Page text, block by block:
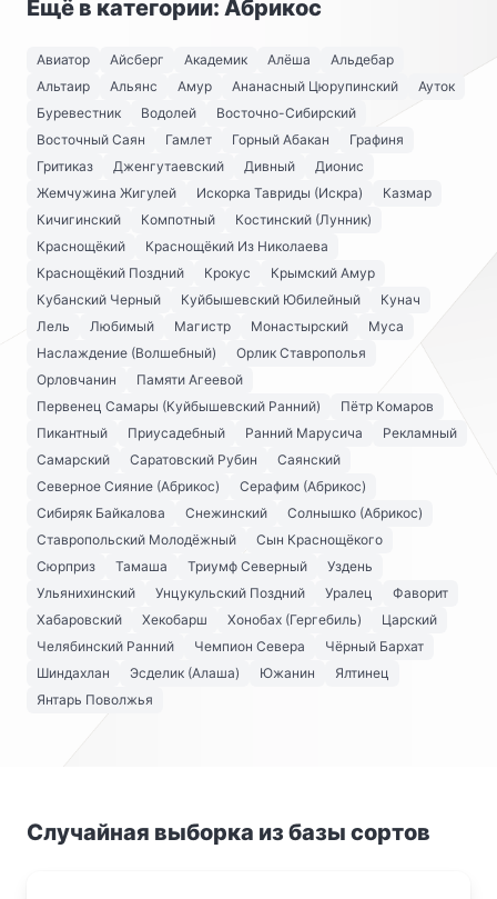
Ещё в категории: Абрикос
Авиатор Айсберг Академик Алёша
Альдебар
Альтаир
Альянс Амур Ананасный Цюрупинский
Ауток
Буревестник
Водолей
Восточно-Сибирский
Восточный Саян
Гамлет Горный Абакан
Графиня
Гритиказ
Дженгутаевский Дивный
Дионис
Жемчужина Жигулей
Искорка Тавриды (Искра)
Казмар
Кичигинский
Компотный
Костинский (Лунник)
Краснощёкий
Краснощёкий Из Николаева
Краснощёкий Поздний
Крокус
Крымский Амур
Кубанский Черный
Куйбышевский Юбилейный
Кунач
Лель
Любимый Магистр Монастырский
Муса
Наслаждение (Волшебный)
Орлик Ставрополья
Орловчанин
Памяти Агеевой
Первенец Самары (Куйбышевский Ранний)
Пётр Комаров
Пикантный
Приусадебный Ранний Марусича
Рекламный
Самарский
Саратовский Рубин
Саянский
Северное Сияние (Абрикос)
Серафим (Абрикос)
Сибиряк Байкалова
Снежинский
Солнышко (Абрикос)
Ставропольский Молодёжный
Сын Краснощёкого
Сюрприз
Тамаша Триумф Северный
Уздень
Ульянихинский
Унцукульский Поздний Уралец
Фаворит
Хабаровский
Хекобарш Хонобах (Гергебиль)
Царский
Челябинский Ранний
Чемпион Севера
Чёрный Бархат
Шиндахлан
Эсделик (Алаша) Южанин
Ялтинец
Янтарь Поволжья
Случайная выборка из базы сортов